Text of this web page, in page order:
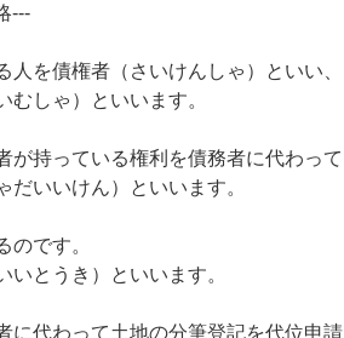
---
を債権者（さいけんしゃ）といい、
しゃ）といいます。
が持っている権利を債務者に代わって
いいけん）といいます。
です。
とうき）といいます。
に代わって土地の分筆登記を代位申請